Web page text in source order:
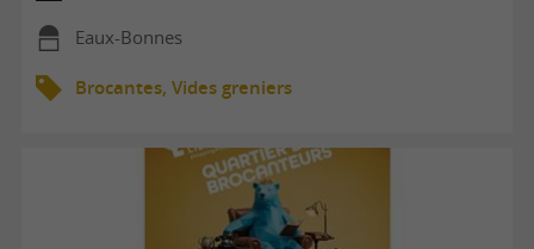
Eaux-Bonnes
Brocantes, Vides greniers